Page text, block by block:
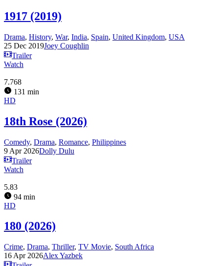
1917 (2019)
Drama, History, War, India, Spain, United Kingdom, USA
25 Dec 2019Joey Coughlin
Trailer
Watch
7.768
131 min
HD
18th Rose (2026)
Comedy, Drama, Romance, Philippines
9 Apr 2026Dolly Dulu
Trailer
Watch
5.83
94 min
HD
180 (2026)
Crime, Drama, Thriller, TV Movie, South Africa
16 Apr 2026Alex Yazbek